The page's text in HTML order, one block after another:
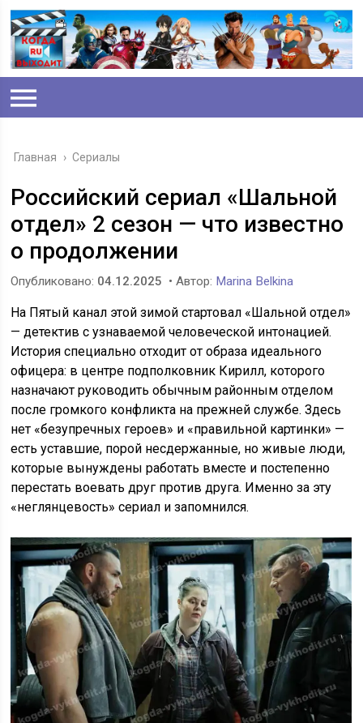
Главная › Сериалы
Российский сериал «Шальной
отдел» 2 сезон — что известно
о продолжении
Опубликовано: 04.12.2025 • Автор: Marina Belkina
На Пятый канал этой зимой стартовал «Шальной отдел»
— детектив с узнаваемой человеческой интонацией.
История специально отходит от образа идеального
офицера: в центре подполковник Кирилл, которого
назначают руководить обычным районным отделом
после громкого конфликта на прежней службе. Здесь
нет «безупречных героев» и «правильной картинки» —
есть уставшие, порой несдержанные, но живые люди,
которые вынуждены работать вместе и постепенно
перестать воевать друг против друга. Именно за эту
«неглянцевость» сериал и запомнился.